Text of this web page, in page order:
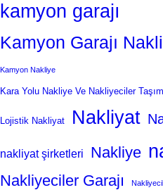
kamyon garajı
Kamyon Garajı
Kamyon Nakliye
Kara Yolu Nakliye Ve Nakliyeciler
Lojistik Nakliyat Nakliyat
nakliyat şirketleri Nakliye
Nakliyeciler Garajı